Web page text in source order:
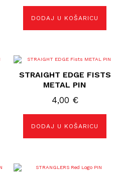
DODAJ U KOŠARICU
STRAIGHT EDGE FISTS
METAL PIN
4,00 €
DODAJ U KOŠARICU